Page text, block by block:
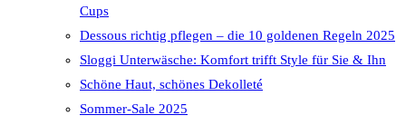
Cups
Dessous richtig pflegen – die 10 goldenen Regeln 2025
Sloggi Unterwäsche: Komfort trifft Style für Sie & Ihn
Schöne Haut, schönes Dekolleté
Sommer-Sale 2025